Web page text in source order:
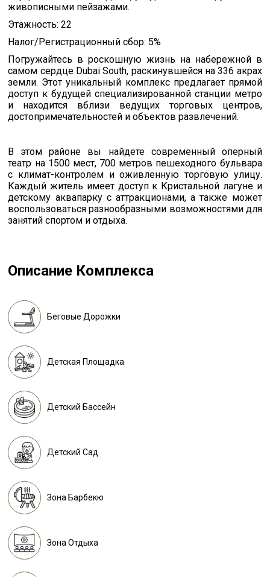
живописными пейзажами.
Этажность: 22
Налог/Регистрационный сбор: 5%
Погружайтесь в роскошную жизнь на набережной в
самом сердце Dubai South, раскинувшейся на 336 акрах
земли. Этот уникальный комплекс предлагает прямой
доступ к будущей специализированной станции метро
и находится вблизи ведущих торговых центров,
достопримечательностей и объектов развлечений.
В этом районе вы найдете современный оперный
театр на 1500 мест, 700 метров пешеходного бульвара
с климат-контролем и оживленную торговую улицу.
Каждый житель имеет доступ к Кристальной лагуне и
детскому аквапарку с аттракционами, а также может
воспользоваться разнообразными возможностями для
занятий спортом и отдыха.
Описание Комплекса
Беговые Дорожки
Детская Площадка
Детский Бассейн
Детский Сад
Зона Барбекю
Зона Отдыха